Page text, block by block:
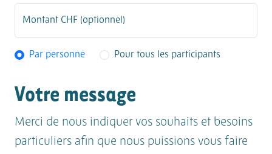
Montant CHF (optionnel)
Par personne Pour tous les participants
Votre message
Merci de nous indiquer vos souhaits et besoins
particuliers afin que nous puissions vous faire